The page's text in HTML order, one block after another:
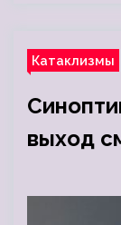
Катаклизмы
выход